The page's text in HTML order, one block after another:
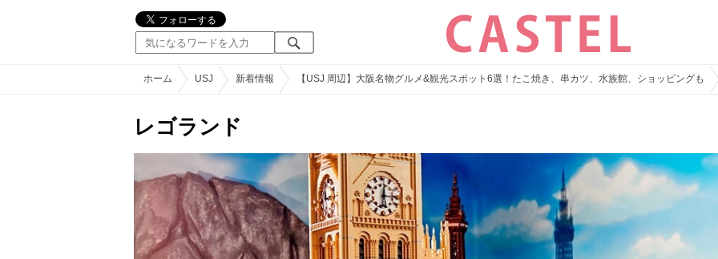
ホーム USJ 新着情報 【USJ 周辺】大阪名物グルメ&観光スポット6選！たこ焼き、串カツ、水族館、ショッピングも
レゴランド